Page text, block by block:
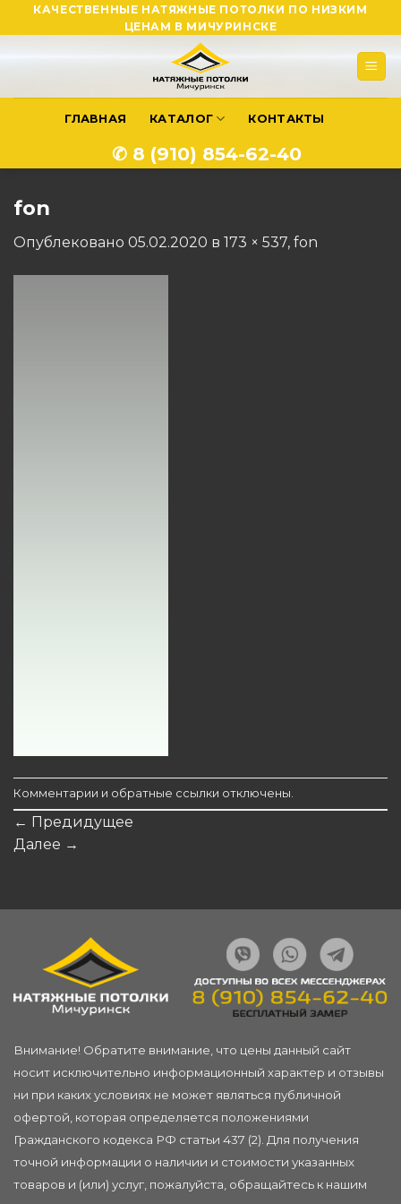
to
КАЧЕСТВЕННЫЕ НАТЯЖНЫЕ ПОТОЛКИ ПО НИЗКИМ
ЦЕНАМ В МИЧУРИНСКЕ
ГЛАВНАЯ КАТАЛОГ КОНТАКТЫ
✆ 8 (910) 854-62-40
fon
Опублековано 05.02.2020 в 173 × 537, fon
Комментарии и обратные ссылки отключены.
← Предидущее
Далее →
Внимание! Обратите внимание, что цены данный сайт
носит исключительно информационный характер и отзывы
ни при каких условиях не может являться публичной
офертой, которая определяется положениями
Гражданского кодекса РФ статьи 437 (2). Для получения
точной информации о наличии и стоимости указанных
товаров и (или) услуг, пожалуйста, обращайтесь к нашим